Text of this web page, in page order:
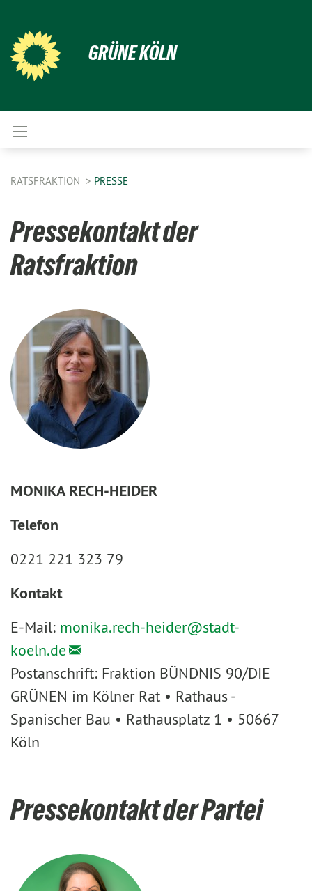
GRÜNE KÖLN
RATSFRAKTION PRESSE
Pressekontakt der
Ratsfraktion
MONIKA RECH-HEIDER
Telefon
0221 221 323 79
Kontakt
E-Mail: monika.rech-heider@stadt-
koeln.de
Postanschrift: Fraktion BÜNDNIS 90/DIE
GRÜNEN im Kölner Rat • Rathaus -
Spanischer Bau • Rathausplatz 1 • 50667
Köln
Pressekontakt der Partei